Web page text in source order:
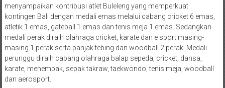
menyampaikan kontribusi atlet Buleleng yang memperkuat
kontingen Bali dengan medali emas melalui cabang cricket 6 emas,
atletik 1 emas, gateball 1 emas dan tenis meja 1 emas. Sedangkan
medali perak diraih olahraga cricket, karate dan e sport masing-
masing 1 perak serta panjak tebing dan woodball 2 perak. Medali
perunggu diraih cabang olahraga balap sepeda, cricket, dansa,
karate, menembak, sepak takraw, taekwondo, tenis meja, woodball
dan aerosport.